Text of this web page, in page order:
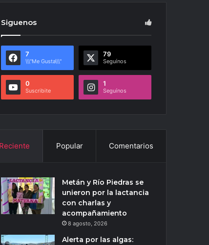
Siguenos
7
\\\"Me Gusta\\\"
79
Seguínos
0
Suscribite
1
Seguínos
Reciente Popular Comentarios
Metán y Río Piedras se
unieron por la lactancia
con charlas y
acompañamiento
8 agosto, 2026
Alerta por las algas: